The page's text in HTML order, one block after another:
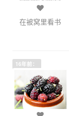
在被窝里看书
16年前：